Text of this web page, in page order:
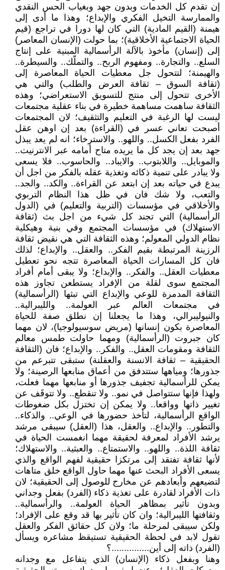
إن تقدم كل الخدمات وبدون جهد وبغياب الحس النقدي
والممارسة التخيل الفكري والإبداع؛ وهذا ما أدى إلى
هيمنة (القيم المادية) التي كان لها دورا في تراجع (قيم
الحياة الاجتماعية الأخلاقية)؛ بما حولت (الإنسان المعاصر)
إلى (إنسان) مأخوذ بالآلة الرأسمالية المبنية على إنتاج
السلع.. والتجارة.. ومفهوم الربح.. والتملّك.. والسيطرة..
والهيمنة؛ لتتحول جل معطيات الحياة المعاصرة إلى
(ثقافة السوق – ثقافة العرض والطلب) والتي هي
الأخرى تتحول إلى منتج للتسويق الاستعراضي؛ وهذه
الثقافة ساهمت مساهمة خطيرة في بناء عقلية مجتمعات
ليست لها الرغبة في التعليم والتثقيف؛ لان المجتمعات
أصبحت تعاني عسر في (القراءة) بعد إن اوهن عقل
الفرد بفعل الكسل.. واللهو.. والاسترخاء؛ انه لم يعد يبذل
جهد بعد إن يجد كل ما يريده متاح أمامه عبر الانترنيت..
والموبايل.. واللابتوب.. والايباد.. والحاسوب.. فلا يسعى
ولا يبادر على تنمية ذكائه وتغذية عقله بالفكر من اجل أن
يبدع في حياته بعد إن ابتعد عن القراءة.. والكد.. والجد..
والتعب، ولا شك فان في ظل هذا النظام التربوي
والأخلاقي في مؤسسات (التربية والتعليم) في (الدول
الرأسمالية) التي تجند كل شيء من اجل بث (ثقافة
الاستهلاك) في مؤسسات المجتمع وفي بنية وهيكلية
نظام الدولي المعولم؛ وهذه الثقافة التي هي نقيض ثقافة
الرزينة المرتبطة بقيم الفكر.. والعقل.. والإبداع؛ لذلك
فان كل المسارات الحياة المعاصرة تتجه نحو تعطيل
معطيات العقل.. والفكر.. والإبداع؛ ولا يبقى أمام أفراد
المجتمع سوى لقلة من الإفراد يستطعن تجاوز هذه
الثقافة المدمرة للوعي والإبداع التي تبثها (الرأسمالية)
في مجتمعات العالم عبر العولمة.. والليبرالية..
والنيوليبرالي، وهذا ما يجعلنا إن نطلق صفة للحياة
المعاصرة بكون إنسانها (مريض سوسيولوجيا)، لان مهما
كان جبروت (الرأسمالية) ومهما حاولت طمس معالم
الثقافة ومقومات العقل.. والفكر.. والإبداع؛ فان (الثقافة
الحقيقية – ثقافة الانسنة والعقلنة) ستبقى تتبرعم من
جذورها؛ ومياهها ستتدفق من أعماق منابعها الرصينة؛ ولا
يمكن للرأسمالية تجفيف جذورها أو منابعها مهما فعلت،
ولهذا فإنها ستتواصل في نمو.. ولا تنقطع.. ولا تتوقَف عن
تغيير ذاتها وواقعا.. ولا يمكن إن تختزل بكل ضغوطات
الواقع الرأسمالية، لتأخذ حضورها في الوعي.. والذكاء..
والتطور.. والإبداع.. والعقل، هذا (العقل) سيبقى مرشد
يرشد الأفراد لمعرفة لحقيقة مهما انغمست الحياة في
ثقافة اللذة.. واللهو.. والاستمتاع.. والعبثية.. والاستهلاك؛
لأنها ثقافة تفتقد إلى مرتكزا حقيقية لفهم الواقع والذي
يسعى الأفراد البحث عنها مهما حاول الواقع خلق متاهات
لتضيعهم وأبعادهم عن مخارج للوصول إلى الحقيقية؛ لان
ذات الأفراد لقادرة على تغذية ذكاء (الفرد) بفعل وجداني
وبدون تأثير بمظاهر الحياة العولمة.. والرأسمالية..
وثقافتها الليبرالية؛ وان كان تأثير بها قد وقع على الإفراد؛
ولكن سيبقى لمرحلة ما؛ ولان كل حقائق الفكر والعقل
تقول لابد في لحظة الحقيقية تستيقظ مشاعره ويسأل
(الفرد) ذاته إلى أين...............؟
وهنا وبفعل ذكاء (الإنسان) الذي يتفاعل مع وجدانه